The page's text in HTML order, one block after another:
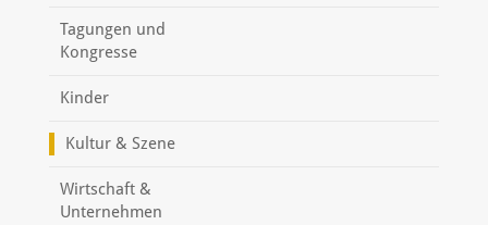
Tagungen und
Kongresse
Kinder
Kultur & Szene
Wirtschaft &
Unternehmen